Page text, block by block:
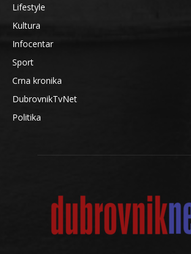
Lifestyle
Kultura
Infocentar
Sport
Crna kronika
DubrovnikTvNet
Politika